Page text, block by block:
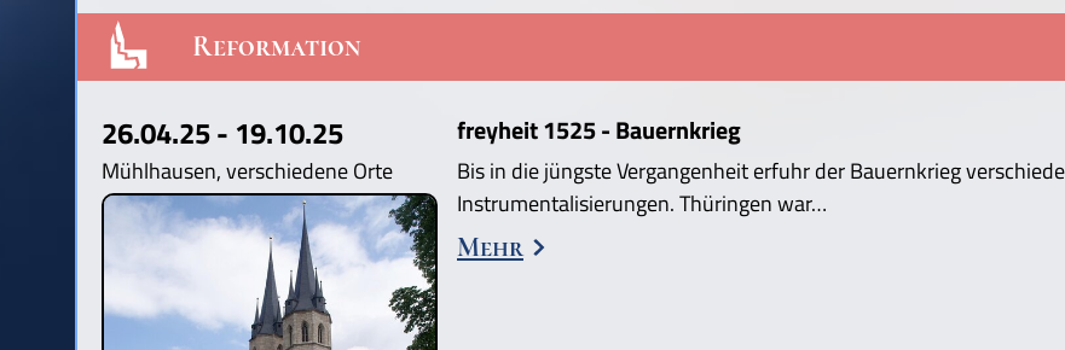
Reformation
26.04.25 - 19.10.25
Mühlhausen, verschiedene Orte
freyheit 1525 - Bauernkrieg
Bis in die jüngste Vergangenheit erfuhr der Bauernkrieg
Instrumentalisierungen. Thüringen war…
Mehr